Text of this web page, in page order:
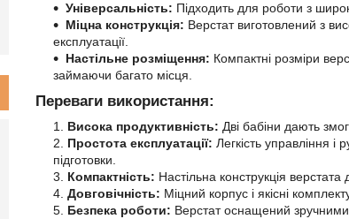
Універсальність: Підходить для роботи з
Міцна конструкція: Верстат виготовлений з
експлуатації.
Настільне розміщення: Компактні розміри
займаючи багато місця.
Переваги використання:
Висока продуктивність: Дві бабіни дають
Простота експлуатації: Легкість управління
підготовки.
Компактність: Настільна конструкція
Довговічність: Міцний корпус і якісні
Безпека роботи: Верстат оснащений